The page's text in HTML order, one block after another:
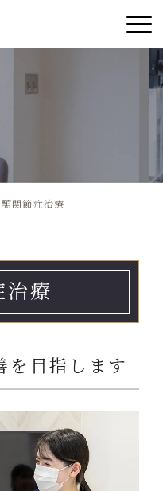
れ
顎関節症治療
治療
を目指します